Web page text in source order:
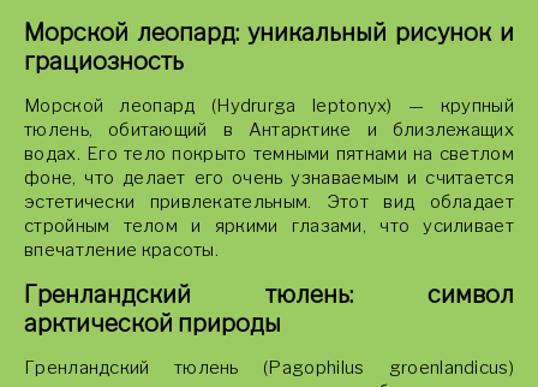
Морской леопард: уникальный рисунок и
грациозность
Морской леопард (Hydrurga leptonyx) — крупный
тюлень, обитающий в Антарктике и близлежащих
водах. Его тело покрыто темными пятнами на светлом
фоне, что делает его очень узнаваемым и считается
эстетически привлекательным. Этот вид обладает
стройным телом и яркими глазами, что усиливает
впечатление красоты.
Гренландский тюлень: символ
арктической природы
Гренландский тюлень (Pagophilus groenlandicus)